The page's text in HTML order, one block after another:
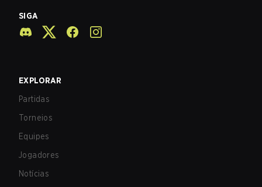
SIGA
EXPLORAR
Partidas
Torneios
Equipes
Jogadores
Notícias